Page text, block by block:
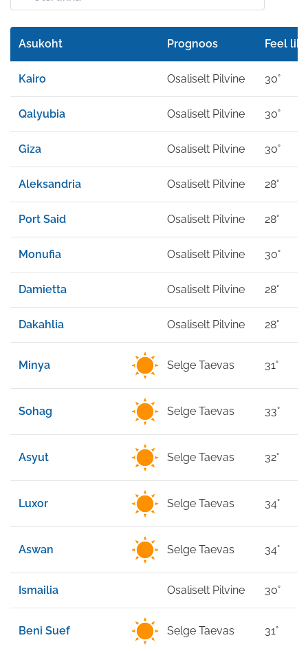
Asukoht Prognoos Feel
Kairo Osaliselt Pilvine 30°
Qalyubia Osaliselt Pilvine 30°
Giza Osaliselt Pilvine 30°
Aleksandria Osaliselt Pilvine 28°
Port Said Osaliselt Pilvine 28°
Monufia Osaliselt Pilvine 30°
Damietta Osaliselt Pilvine 28°
Dakahlia Osaliselt Pilvine 28°
Minya Selge Taevas 31°
Sohag Selge Taevas 33°
Asyut Selge Taevas 32°
Luxor Selge Taevas 34°
Aswan Selge Taevas 34°
Ismailia Osaliselt Pilvine 30°
Beni Suef Selge Taevas 31°